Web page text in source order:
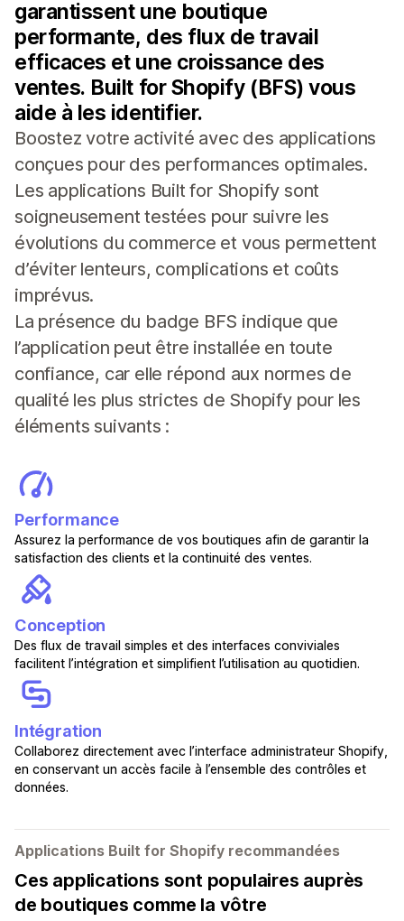
garantissent une boutique
performante, des flux de travail
efficaces et une croissance des
ventes. Built for Shopify (BFS) vous
aide à les identifier.
Boostez votre activité avec des applications
conçues pour des performances optimales.
Les applications Built for Shopify sont
soigneusement testées pour suivre les
évolutions du commerce et vous permettent
d’éviter lenteurs, complications et coûts
imprévus.
La présence du badge BFS indique que
l’application peut être installée en toute
confiance, car elle répond aux normes de
qualité les plus strictes de Shopify pour les
éléments suivants :
Performance
Assurez la performance de vos boutiques afin de garantir la
satisfaction des clients et la continuité des ventes.
Conception
Des flux de travail simples et des interfaces conviviales
facilitent l’intégration et simplifient l’utilisation au quotidien.
Intégration
Collaborez directement avec l’interface administrateur Shopify,
en conservant un accès facile à l’ensemble des contrôles et
données.
Applications Built for Shopify recommandées
Ces applications sont populaires auprès
de boutiques comme la vôtre